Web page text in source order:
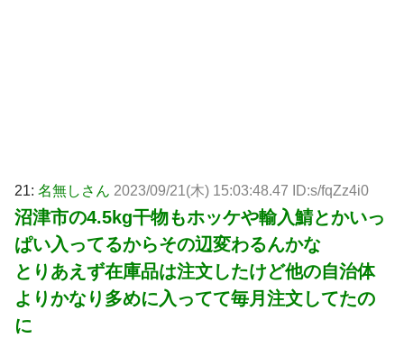
21: 名無しさん 2023/09/21(木) 15:03:48.47 ID:s/fqZz4i0
沼津市の4.5kg干物もホッケや輸入鯖とかいっ
ぱい入ってるからその辺変わるんかな
とりあえず在庫品は注文したけど他の自治体
よりかなり多めに入ってて毎月注文してたの
に